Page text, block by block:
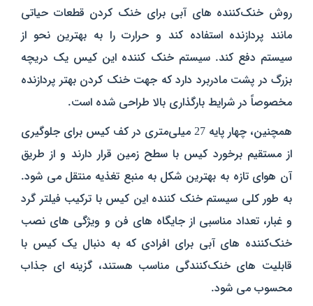
روش خنک‌کننده‌ های آبی برای خنک کردن قطعات حیاتی
مانند پردازنده استفاده کند و حرارت را به بهترین نحو از
سیستم دفع کند. سیستم خنک کننده این کیس یک دریچه
بزرگ در پشت مادربرد دارد که جهت خنک کردن بهتر پردازنده
مخصوصاً در شرایط بارگذاری بالا طراحی شده است.
همچنین، چهار پایه 27 میلی‌متری در کف کیس برای جلوگیری
از مستقیم برخورد کیس با سطح زمین قرار دارند و از طریق
آن هوای تازه به بهترین شکل به منبع تغذیه منتقل می‌ شود.
به طور کلی سیستم خنک کننده این کیس با ترکیب فیلتر گرد
و غبار، تعداد مناسبی از جایگاه‌ های فن و ویژگی‌ های نصب
خنک‌کننده‌ های آبی برای افرادی که به دنبال یک کیس با
قابلیت‌ های خنک‌کنندگی مناسب هستند، گزینه‌ ای جذاب
محسوب می‌ شود.